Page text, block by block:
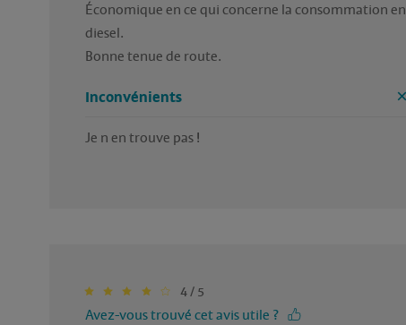
Économique en ce qui concerne la consommation en
diesel.
Bonne tenue de route.
Inconvénients
Je n en trouve pas !
4 / 5
Avez-vous trouvé cet avis utile ?